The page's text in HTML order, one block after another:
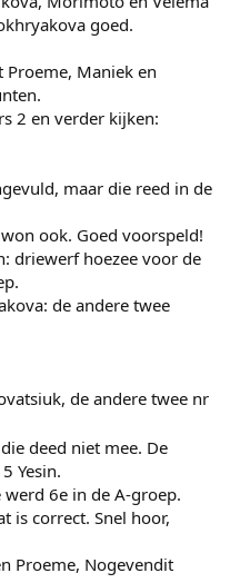
goed.
Maniek en
2 en verder kijken:
maar die reed in de
ook. Goed voorspeld!
driewerf hoezee voor de
de andere twee
de andere twee nr
deed niet mee. De
Yesin.
6e in de A-groep.
is correct. Snel hoor,
Proeme, Nogevendit